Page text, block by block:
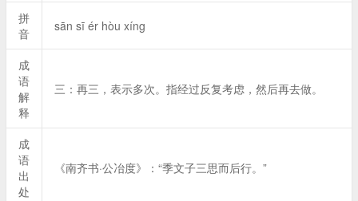
拼
音
sān sī ér hòu xíng
成
语
解
释
三：再三，表示多次。指经过反复考虑，然后再去做。
成
语
出
处
《南齐书·公冶度》：“季文子三思而后行。”